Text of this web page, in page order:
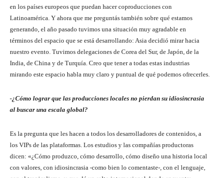
en los países europeos que puedan hacer coproducciones con
Latinoamérica. Y ahora que me preguntás también sobre qué estamos
generando, el año pasado tuvimos una situación muy agradable en
términos del espacio que se está desarrollando: Asia decidió mirar hacia
nuestro evento. Tuvimos delegaciones de Corea del Sur, de Japón, de la
India, de China y de Turquía. Creo que tener a todas estas industrias
mirando este espacio habla muy claro y puntual de qué podemos ofrecerles.
-¿Cómo lograr que las producciones locales no pierdan su idiosincrasia
al buscar una escala global?
Es la pregunta que les hacen a todos los desarrolladores de contenidos, a
los VIPs de las plataformas. Los estudios y las compañías productoras
dicen: «¿Cómo produzco, cómo desarrollo, cómo diseño una historia local
con valores, con idiosincrasia -como bien lo comentaste-, con el lenguaje,